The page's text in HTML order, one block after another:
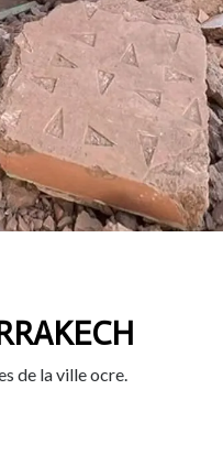
de la ville ocre.